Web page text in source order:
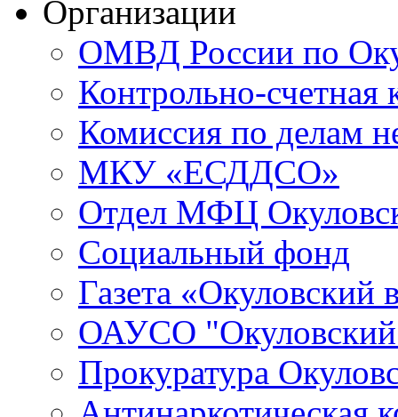
Организации
ОМВД России по
Контрольно-счетная
Комиссия по делам
МКУ «ЕСДДСО»
Отдел МФЦ
Социальный фонд
Газета «Окуловский
ОАУСО
Прокуратура